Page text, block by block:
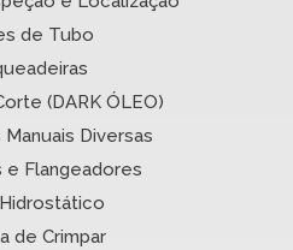
de Tubo
(DARK ÓLEO)
Diversas
e Flangeadores
de Crimpar